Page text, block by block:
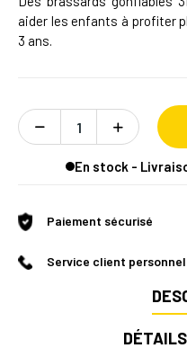
aider les enfants à profiter
3 ans.
En stock -
Paiement sécurisé
Service client personnel